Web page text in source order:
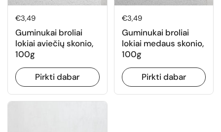
Normali kaina
€3,49
Guminukai broliai
lokiai aviečių skonio,
100g
Pirkti dabar
Normali kaina
€3,49
Guminukai broliai
lokiai medaus skonio,
100g
Pirkti dabar